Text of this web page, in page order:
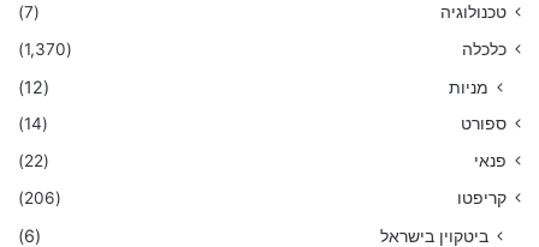
טכנולוגיה
(7)
כלכלה
(1,370)
מניות (12)
ספורט
(14)
פנאי
(22)
קריפטו
(206)
ביטקוין בישראל (6)